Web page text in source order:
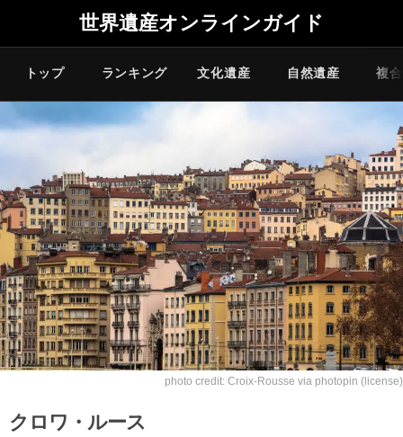
世界遺産オンラインガイド
トップ ランキング 文化遺産 自然遺産 複
photo credit: Croix-Rousse via photopin (license)
クロワ・ルース